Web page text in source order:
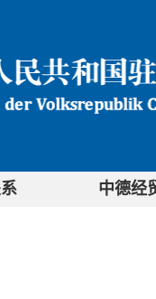
中德经